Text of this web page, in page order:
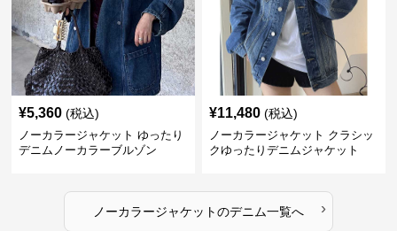
¥5,360 (税込)
ノーカラージャケット ゆったり
デニムノーカラーブルゾン
¥11,480 (税込)
ノーカラージャケット クラシッ
クゆったりデニムジャケット
ノーカラージャケットのデニム一覧へ ›